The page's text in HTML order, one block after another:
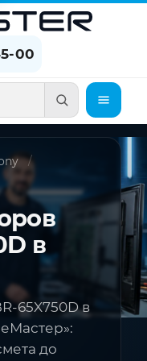
00
в
65X750D в
до